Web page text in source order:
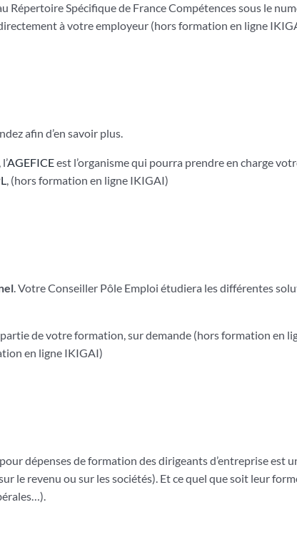
Répertoire Spécifique de France Compétences sous le
à votre employeur (hors formation en ligne
afin d’en savoir plus.
, l’AGEFICEest l’organisme qui pourra prendre en charge
, (hors formation en ligne IKIGAI)
. Votre Conseiller Pôle Emploi étudiera les différentes
de votre formation, sur demande (hors formation en
en ligne IKIGAI)
dépenses de formation des dirigeants d’entreprise
le revenu ou sur les sociétés). Et ce quel que soit leur